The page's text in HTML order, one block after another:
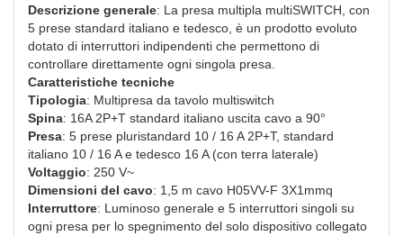
Descrizione generale: La presa multipla multiSWITCH, con
5 prese standard italiano e tedesco, è un prodotto evoluto
dotato di interruttori indipendenti che permettono di
controllare direttamente ogni singola presa.
Caratteristiche tecniche
Tipologia: Multipresa da tavolo multiswitch
Spina: 16A 2P+T standard italiano uscita cavo a 90°
Presa: 5 prese pluristandard 10 / 16 A 2P+T, standard
italiano 10 / 16 A e tedesco 16 A (con terra laterale)
Voltaggio: 250 V~
Dimensioni del cavo: 1,5 m cavo H05VV-F 3X1mmq
Interruttore: Luminoso generale e 5 interruttori singoli su
ogni presa per lo spegnimento del solo dispositivo collegato